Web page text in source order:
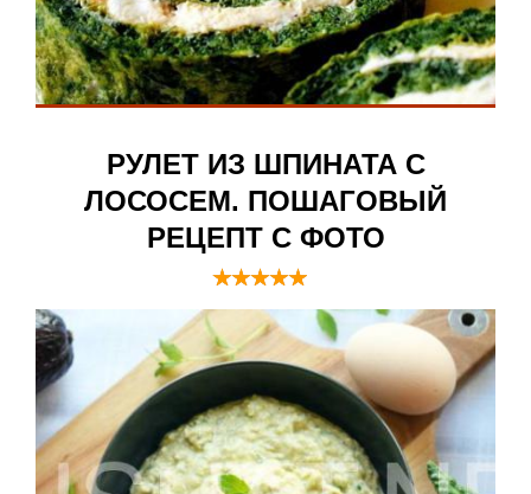
РУЛЕТ ИЗ ШПИНАТА С
ЛОСОСЕМ. ПОШАГОВЫЙ
РЕЦЕПТ С ФОТО